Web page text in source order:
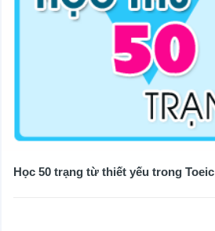
Học 50 trạng từ thiết yếu trong Toeic